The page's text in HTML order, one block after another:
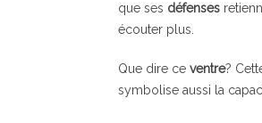
que ses défenses
écouter plus.
Que dire ce ventre?
symbolise aussi la